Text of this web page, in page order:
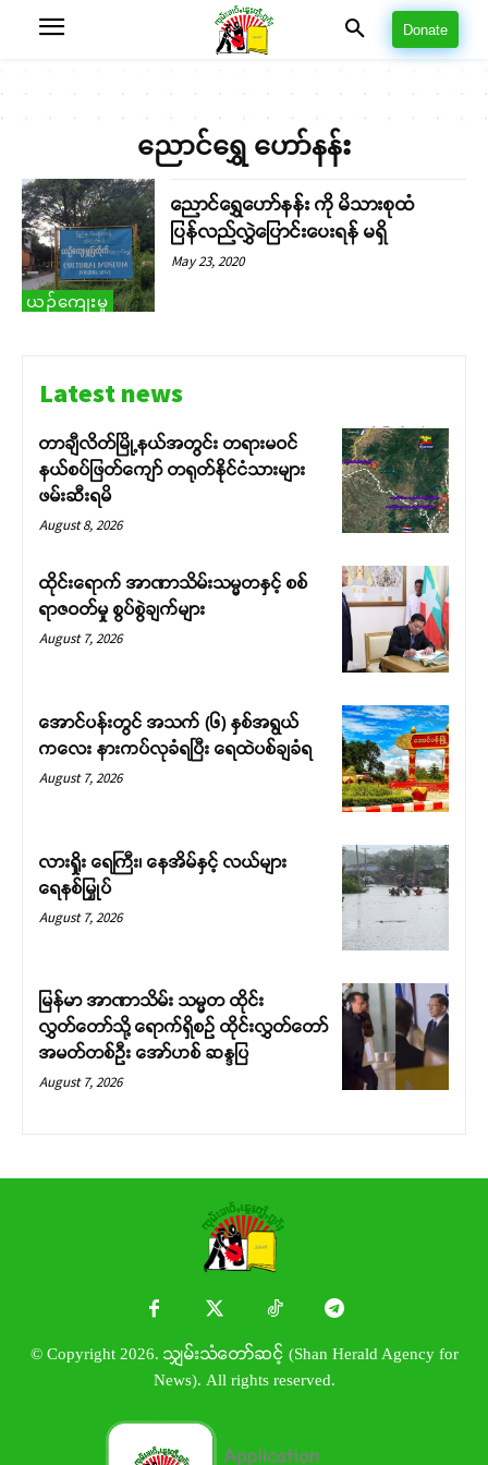
Donate
ညောင်ရွှေ ဟော်နန်း
ယဉ်ကျေးမှု
ညောင်ရွှေဟော်နန်း ကို မိသားစုထံ
ပြန်လည်လွှဲပြောင်းပေးရန် မရှိ
May 23, 2020
Latest news
တာချီလိတ်မြို့နယ်အတွင်း တရားမဝင်
နယ်စပ်ဖြတ်ကျော် တရုတ်နိုင်ငံသားများ
ဖမ်းဆီးရမိ
August 8, 2026
ထိုင်းရောက် အာဏာသိမ်းသမ္မတနှင့် စစ်
ရာဇဝတ်မှု စွပ်စွဲချက်များ
August 7, 2026
အောင်ပန်းတွင် အသက် (၆) နှစ်အရွယ်
ကလေး နားကပ်လုခံရပြီး ရေထဲပစ်ချခံရ
August 7, 2026
လားရှိုး ရေကြီး၊ နေအိမ်နှင့် လယ်များ
ရေနစ်မြှုပ်
August 7, 2026
မြန်မာ အာဏာသိမ်း သမ္မတ ထိုင်း
လွှတ်တော်သို့ ရောက်ရှိစဉ် ထိုင်းလွှတ်တော်
အမတ်တစ်ဦး အော်ဟစ် ဆန္ဒပြ
August 7, 2026
© Copyright 2026. သျှမ်းသံတော်ဆင့် (Shan Herald Agency for
News). All rights reserved.